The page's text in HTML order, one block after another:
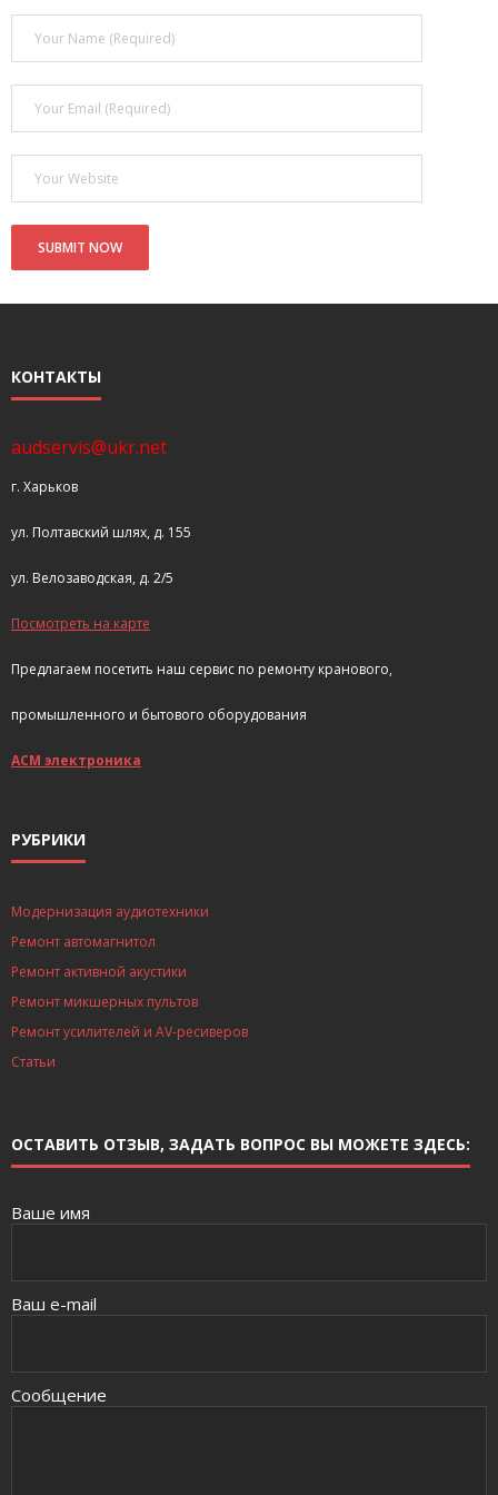
- Покупка усилителя после апгрейда. Случай с Амфитоном
- Конфигурирование и настройка акустических систем для
концертных залов
- Улучшаем звучание — подготовка помещения для
прослушивания музыки.
- Выбираем автомагнитолу
Контакты
КОНТАКТЫ
audservis@ukr.net
г. Харьков
ул. Полтавский шлях, д. 155
ул. Велозаводская, д. 2/5
Посмотреть на карте
Предлагаем посетить наш сервис по ремонту кранового,
промышленного и бытового оборудования
АСМ электроника
РУБРИКИ
Модернизация аудиотехники
Ремонт автомагнитол
Ремонт активной акустики
Ремонт микшерных пультов
Ремонт усилителей и AV-ресиверов
Статьи
ОСТАВИТЬ ОТЗЫВ, ЗАДАТЬ ВОПРОС ВЫ МОЖЕТЕ ЗДЕСЬ:
Ваше имя
Ваш e-mail
Сообщение